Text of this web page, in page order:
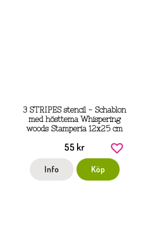
3 STRIPES stencil - Schablon
med hösttema Whispering
woods Stamperia 12x25 cm
55 kr
Info Köp